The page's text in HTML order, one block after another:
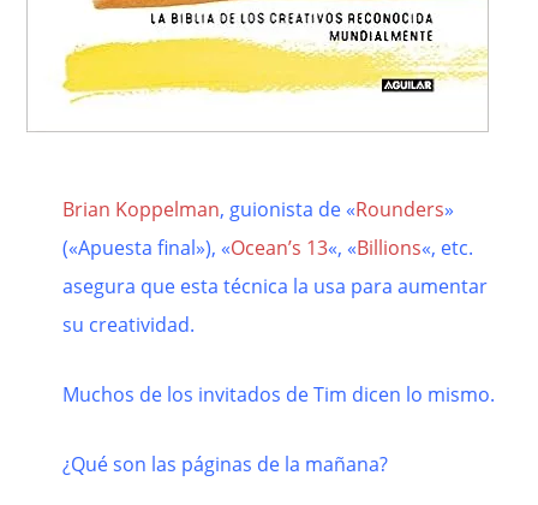
Brian Koppelman, guionista de «Rounders»
(«Apuesta final»), «Ocean’s 13«, «Billions«, etc.
asegura que esta técnica la usa para aumentar
su creatividad.
Muchos de los invitados de Tim dicen lo mismo.
¿Qué son las páginas de la mañana?